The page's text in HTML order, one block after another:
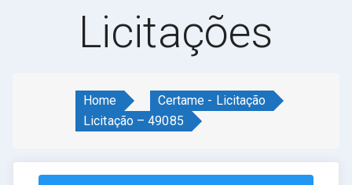
Licitações
Home
Certame - Licitação
Licitação – 49085